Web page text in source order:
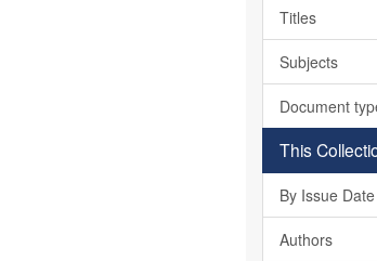
Titles
Subjects
Document
This
By Issue Date
Authors